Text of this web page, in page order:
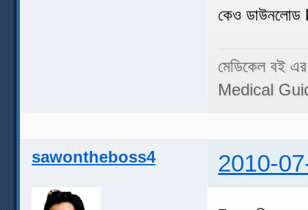
কেও
মেডিকেল বই
Medical
sawontheboss4 2010-